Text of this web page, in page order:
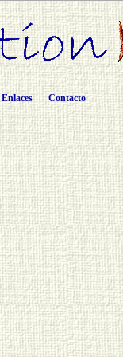
Enlaces Contacto